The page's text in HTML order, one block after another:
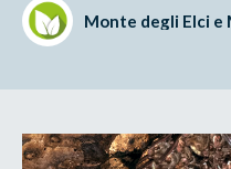
Monte degli Elci